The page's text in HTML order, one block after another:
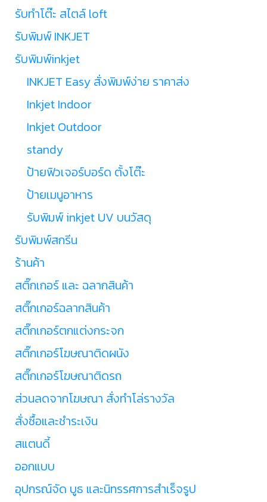
รับทำโต๊ะ สไตล์ loft
รับพิมพ์ INKJET
รับพิมพ์inkjet
INKJET Easy สั่งพิมพ์ง่าย ราคาส่ง
Inkjet Indoor
Inkjet Outdoor
standy
ป้ายฟิวเจอร์บอร์ด ตั้งโต๊ะ
ป้ายเมนูอาหาร
รับพิมพ์ inkjet UV บนวัสดุ
รับพิมพ์สกรีน
ร้านค้า
สติ๊กเกอร์ และ ฉลากสินค้า
สติ๊กเกอร์ฉลากสินค้า
สติ๊กเกอร์ตกแต่งกระจก
สติ๊กเกอร์โฆษณาติดผนัง
สติ๊กเกอร์โฆษณาติดรถ
ส่วนลดจากโฆษณา สั่งทำโล่รางวัล
สั่งซื้อและชำระเงิน
สแตนดี้
ออกแบบ
อุปกรณ์จัด บูธ และนิทรรศการสำเร็จรูป